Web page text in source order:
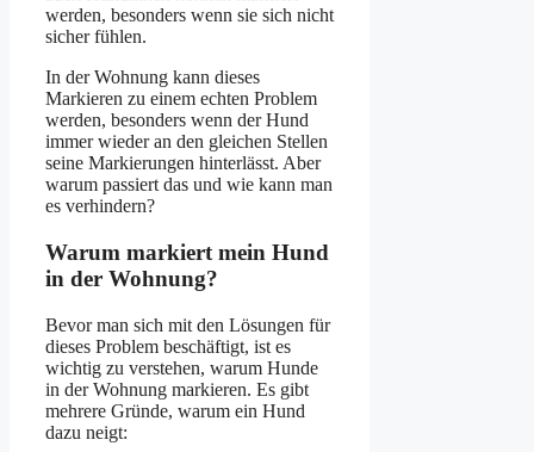
werden, besonders wenn sie sich nicht
sicher fühlen.
In der Wohnung kann dieses
Markieren zu einem echten Problem
werden, besonders wenn der Hund
immer wieder an den gleichen Stellen
seine Markierungen hinterlässt. Aber
warum passiert das und wie kann man
es verhindern?
Warum markiert mein Hund
in der Wohnung?
Bevor man sich mit den Lösungen für
dieses Problem beschäftigt, ist es
wichtig zu verstehen, warum Hunde
in der Wohnung markieren. Es gibt
mehrere Gründe, warum ein Hund
dazu neigt: